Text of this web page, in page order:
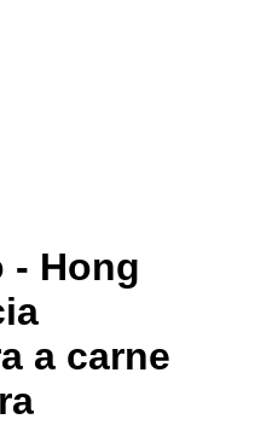
- Hong
a carne